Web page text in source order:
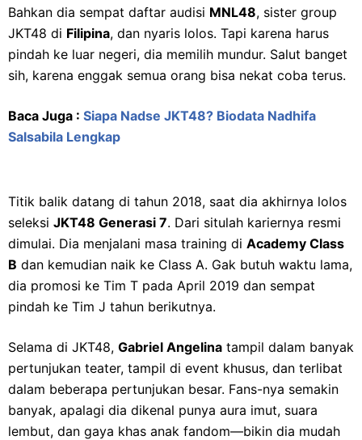
Bahkan dia sempat daftar audisi MNL48, sister group
JKT48 di Filipina, dan nyaris lolos. Tapi karena harus
pindah ke luar negeri, dia memilih mundur. Salut banget
sih, karena enggak semua orang bisa nekat coba terus.
Baca Juga : Siapa Nadse JKT48? Biodata Nadhifa
Salsabila Lengkap
Titik balik datang di tahun 2018, saat dia akhirnya lolos
seleksi JKT48 Generasi 7. Dari situlah kariernya resmi
dimulai. Dia menjalani masa training di Academy Class
B dan kemudian naik ke Class A. Gak butuh waktu lama,
dia promosi ke Tim T pada April 2019 dan sempat
pindah ke Tim J tahun berikutnya.
Selama di JKT48, Gabriel Angelina tampil dalam banyak
pertunjukan teater, tampil di event khusus, dan terlibat
dalam beberapa pertunjukan besar. Fans-nya semakin
banyak, apalagi dia dikenal punya aura imut, suara
lembut, dan gaya khas anak fandom—bikin dia mudah